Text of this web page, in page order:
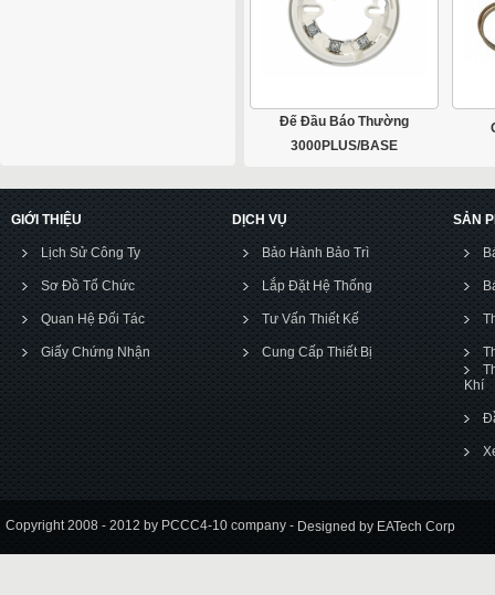
Đế Đầu Báo Thường
3000PLUS/BASE
GIỚI THIỆU
Lịch Sử Công Ty
Sơ Đồ Tổ Chức
Quan Hệ Đối Tác
Giấy Chứng Nhận
DỊCH VỤ
Bảo Hành Bảo Trì
Lắp Đặt Hệ Thống
Tư Vấn Thiết Kế
Cung Cấp Thiết Bị
SẢN
Khí
Copyright 2008 - 2012 by PCCC4-10 company - Designed by EATech Corp